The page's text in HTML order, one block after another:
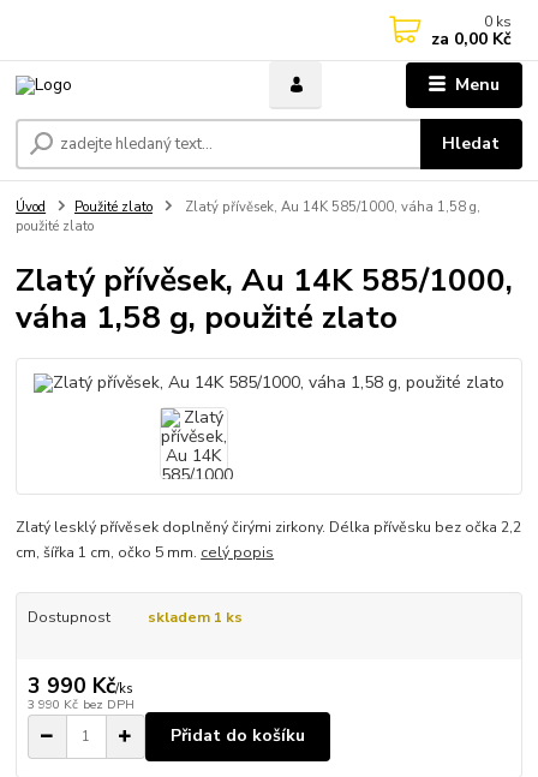
Menu
Hledat
0 ks
za 0,00 Kč
Úvod Použité zlato
Zlatý přívěsek, Au 14K 585/1000, váha 1,58 g,
použité zlato
Zlatý přívěsek, Au 14K 585/1000,
váha 1,58 g, použité zlato
Zlatý lesklý přívěsek doplněný čirými zirkony. Délka přívěsku bez očka 2,2
cm, šířka 1 cm, očko 5 mm. celý popis
Dostupnost skladem 1 ks
3 990 Kč/ks
3 990 Kč bez DPH
Přidat do košíku